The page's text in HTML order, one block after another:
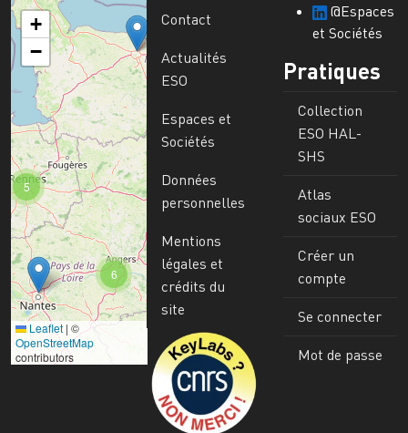
6
5
+
−
Leaflet | ©
OpenStreetMap
contributors
Contact
Actualités
ESO
Espaces et
Sociétés
Données
personnelles
Mentions
légales et
crédits du
site
Image
@Espaces
et Sociétés
Pratiques
Collection
ESO HAL-
SHS
Atlas
sociaux ESO
Créer un
compte
Se connecter
Mot de passe